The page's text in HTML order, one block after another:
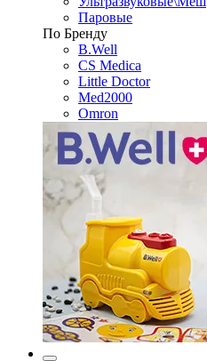
Паровые
По Бренду
B.Well
CS Medica
Little Doctor
Med2000
Omron